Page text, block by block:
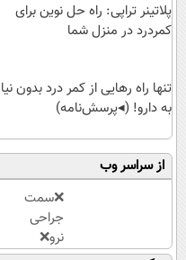
پلاتینر تراپی: راه حل نوین برای
کمردرد در منزل شما
تنها راه رهایی از کمر درد بدون
به دارو! (◂پرسش‌نامه)
از سراسر وب
❌سمت
جراحی
نرو❌